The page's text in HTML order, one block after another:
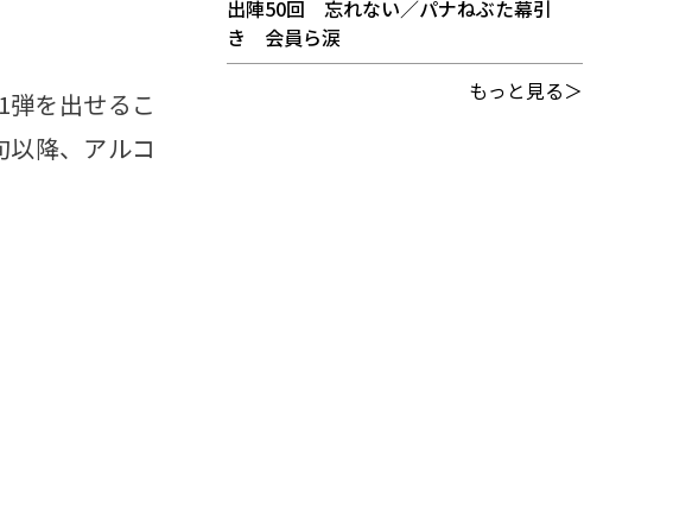
を出せるこ
降、アルコ
出陣50回 忘れない／パナねぶた幕引
き 会員ら涙
もっと見る＞